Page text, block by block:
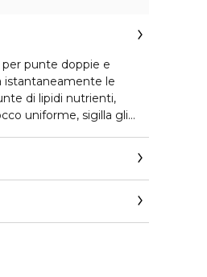
punte doppie e
le
di lipidi nutrienti,
uniforme, sigilla gli
protettiva per
l'applicazione del